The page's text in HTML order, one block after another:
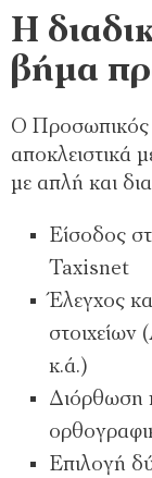
Η
βήμα
Ο Προσωπικός
αποκλειστικά
με απλή και
Είσοδος
Taxisnet
Έλεγχος
κ.ά.)
Διόρθωση
Επιλογή